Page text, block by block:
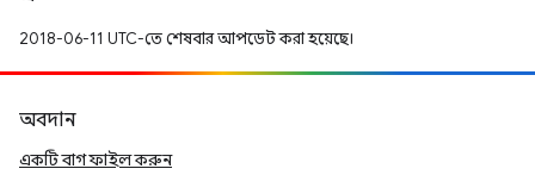
2018-06-11 UTC-তে শেষবার আপডেট করা হয়েছে।
অবদান
একটি বাগ ফাইল করুন